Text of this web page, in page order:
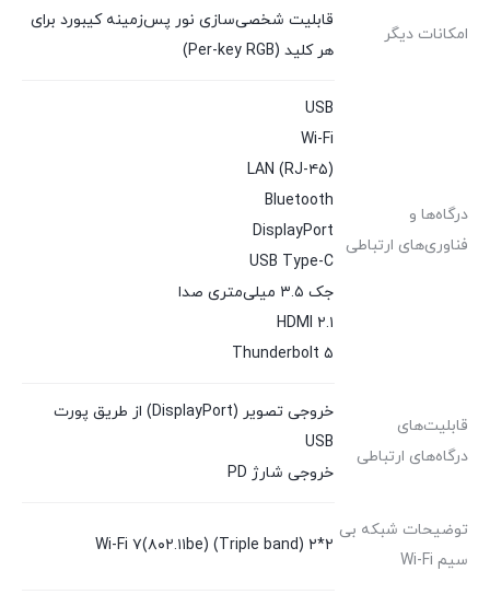
امکانات دیگر
قابلیت شخصی‌سازی نور پس‌زمینه کیبورد برای
هر کلید (Per-key RGB)
درگاه‌ها و
فناوری‌های ارتباطی
USB
Wi-Fi
LAN (RJ-۴۵)
Bluetooth
DisplayPort
USB Type-C
جک ۳.۵ میلی‌متری صدا
HDMI ۲.۱
Thunderbolt ۵
قابلیت‌های
درگاه‌های ارتباطی
خروجی تصویر (DisplayPort) از طریق پورت
USB
خروجی شارژ PD
توضیحات شبکه بی
سیم Wi-Fi
Wi-Fi ۷(۸۰۲.۱۱be) (Triple band) ۲*۲